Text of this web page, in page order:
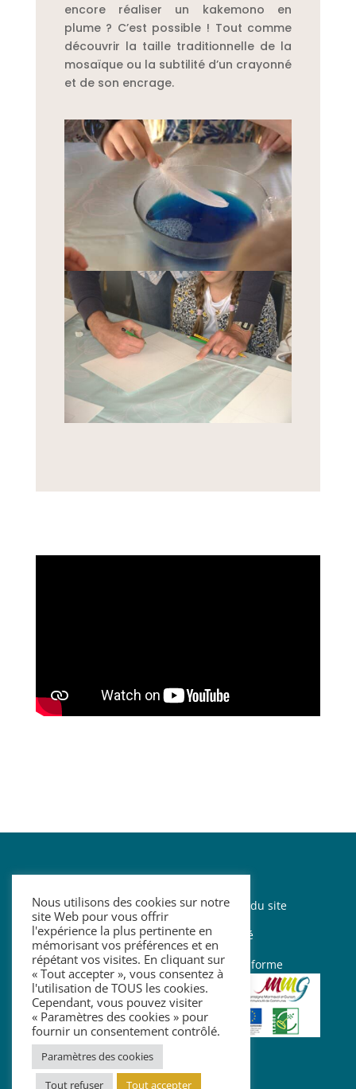
encore réaliser un kakemono en
plume ? C’est possible ! Tout comme
découvrir la taille traditionnelle de la
mosaïque ou la subtilité d’un crayonné
et de son encrage.
Mentions légales–Contact–Plan du site
– Politique de confidentialité
– Accessibilité : partiellement conforme
Nous utilisons des cookies sur notre
site Web pour vous offrir
l'expérience la plus pertinente en
mémorisant vos préférences et en
répétant vos visites. En cliquant sur
« Tout accepter », vous consentez à
l'utilisation de TOUS les cookies.
Cependant, vous pouvez visiter
« Paramètres des cookies » pour
fournir un consentement contrôlé.
Paramètres des cookies
Tout refuser
Tout accepter